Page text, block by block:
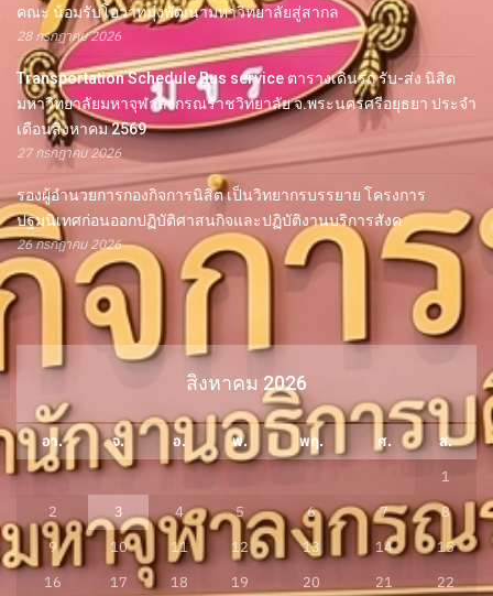
คณะ น้อมรับโอวาทมุ่งพัฒนามหาวิทยาลัยสู่สากล
28 กรกฎาคม 2026
Transportation Schedule Bus service ตารางเดินรถ รับ-ส่ง นิสิต
มหาวิทยาลัยมหาจุฬาลงกรณราชวิทยาลัย จ.พระนครศรีอยุธยา ประจำ
เดือนสิงหาคม 2569
27 กรกฎาคม 2026
รองผู้อำนวยการกองกิจการนิสิต เป็นวิทยากรบรรยาย โครงการ
ปฐมนิเทศก่อนออกปฏิบัติศาสนกิจและปฏิบัติงานบริการสังค
26 กรกฎาคม 2026
สิงหาคม 2026
อา. จ. อ. พ. พฤ. ศ.
ส.
1
2
3 4 5 6 7
8
9
10 11 12 13 14
15
16
17 18 19 20 21 22